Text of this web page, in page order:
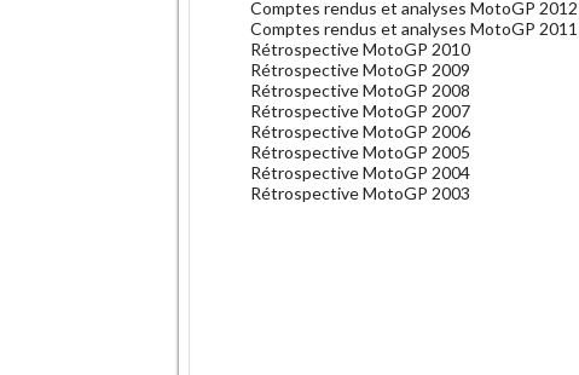
Comptes rendus et analyses MotoGP 2012
Comptes rendus et analyses MotoGP 2011
Rétrospective MotoGP 2010
Rétrospective MotoGP 2009
Rétrospective MotoGP 2008
Rétrospective MotoGP 2007
Rétrospective MotoGP 2006
Rétrospective MotoGP 2005
Rétrospective MotoGP 2004
Rétrospective MotoGP 2003